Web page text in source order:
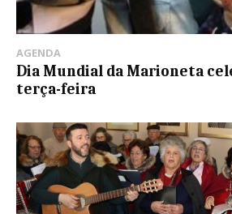
AGENDA
Dia Mundial da Marioneta
terça-feira